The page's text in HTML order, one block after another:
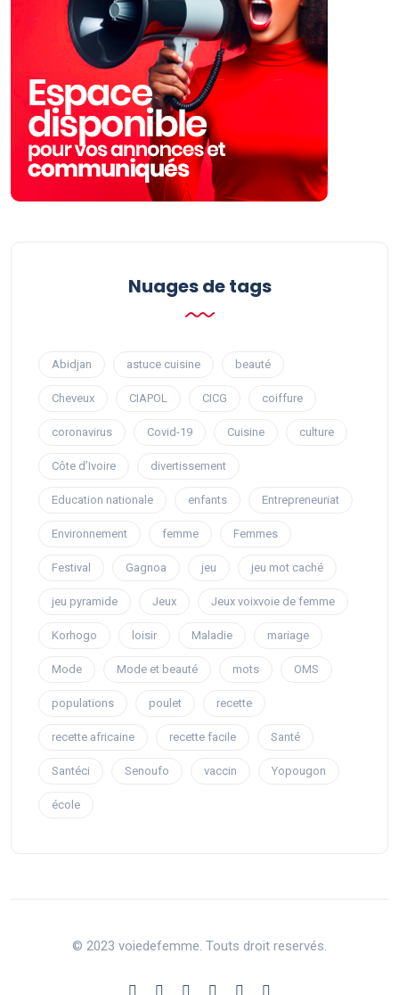
Nuages ​​de tags
Abidjan astuce cuisine beauté
Cheveux CIAPOL CICG coiffure
coronavirus Covid-19 Cuisine culture
Côte d’Ivoire divertissement
Education nationale enfants Entrepreneuriat
Environnement femme Femmes
Festival Gagnoa jeu jeu mot caché
jeu pyramide Jeux Jeux voixvoie de femme
Korhogo loisir Maladie mariage
Mode Mode et beauté mots OMS
populations poulet recette
recette africaine recette facile Santé
Santéci Senoufo vaccin Yopougon
école
© 2023 voiedefemme. Touts droit reservés.